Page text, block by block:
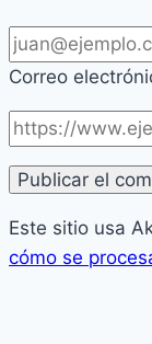
Correo
Este sitio usa
cómo se